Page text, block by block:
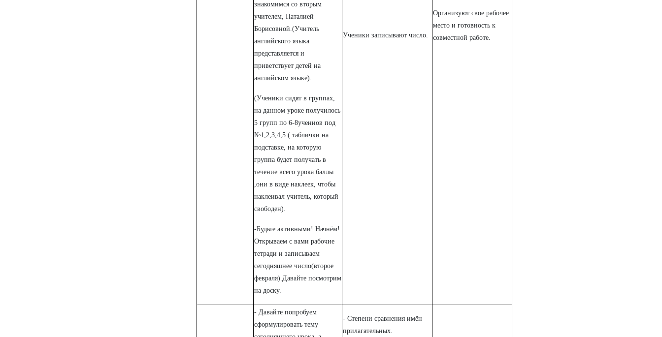
знакомимся со вторым
учителем, Наталией
Борисовной.(Учитель
английского языка
представляется и
приветствует детей на
английском языке).
(Ученики сидят в группах,
на данном уроке получилось
5 групп по 6-8учениов под
№1,2,3,4,5 ( таблички на
подставке, на которую
группа будет получать в
течение всего урока баллы
,они в виде наклеек, чтобы
наклеивал учитель, который
свободен).
-Будьте активными! Начнём!
Открываем с вами рабочие
тетради и записываем
сегодняшнее число(второе
февраля).Давайте посмотрим
на доску.
Ученики записывают число.
Организуют свое рабочее
место и готовность к
совместной работе.
- Давайте попробуем
сформулировать тему
- Степени сравнения имён
прилагательных.